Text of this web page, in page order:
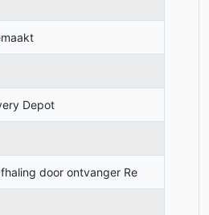
Depot
door ontvanger Re